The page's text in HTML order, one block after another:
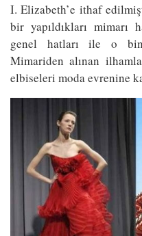
I. Elizabeth’e ithaf
bir yapıldıkları mimarı
genel hatları ile o
Mimariden alınan
elbiseleri moda evrenine